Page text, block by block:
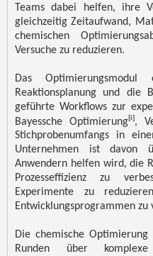
Teams dabei helfen, ihre
gleichzeitig Zeitaufwand,
chemischen
Versuche zu reduzieren.
Das
Reaktionsplanung und die
geführte Workflows zur
Bayessche Optimierung [i] ,
Stichprobenumfangs in
Unternehmen ist davon
Anwendern helfen wird, die
Prozesseffizienz zu
Experimente zu
Entwicklungsprogrammen zu
Die chemische
Runden über